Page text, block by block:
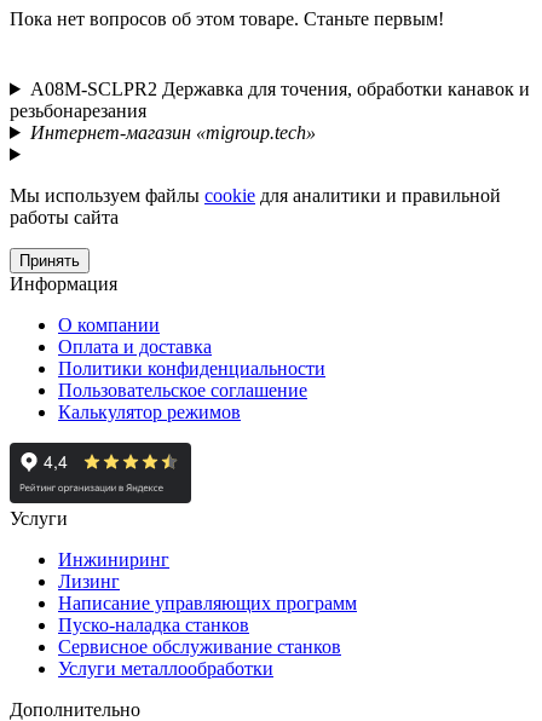
Пока нет вопросов об этом товаре. Станьте первым!
A08M-SCLPR2 Державка для точения, обработки канавок и
резьбонарезания
Интернет-магазин «migroup.tech»
Мы используем файлы cookie для аналитики и правильной
работы сайта
Принять
Информация
О компании
Оплата и доставка
Политики конфиденциальности
Пользовательское соглашение
Калькулятор режимов
Услуги
Инжиниринг
Лизинг
Написание управляющих программ
Пуско-наладка станков
Сервисное обслуживание станков
Услуги металлообработки
Дополнительно